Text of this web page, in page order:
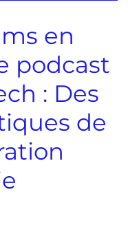
en
podcast
: Des
de